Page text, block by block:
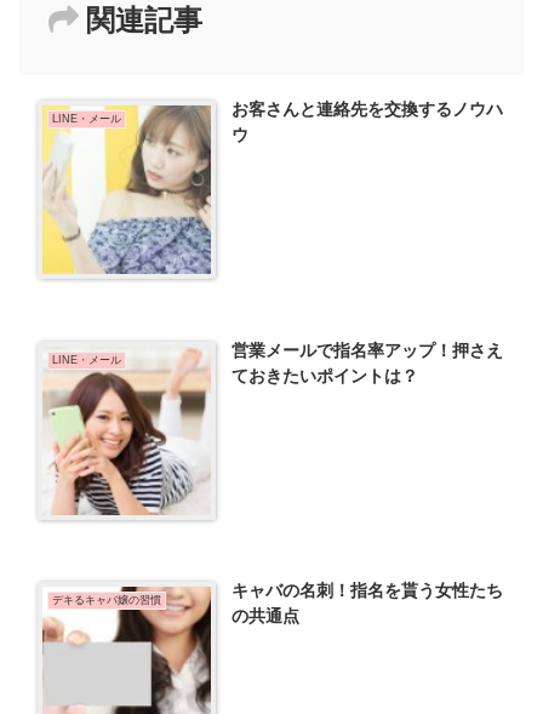
関連記事
LINE・メール
お客さんと連絡先を交換するノウハ
ウ
LINE・メール
営業メールで指名率アップ！押さえ
ておきたいポイントは？
デキるキャバ嬢の習慣
キャバの名刺！指名を貰う女性たち
の共通点